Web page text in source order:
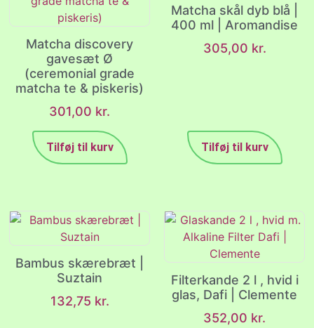
Matcha discovery
gavesæt Ø
(ceremonial grade
matcha te & piskeris)
301,00 kr.
Tilføj til kurv
Matcha skål dyb blå |
400 ml | Aromandise
305,00 kr.
Tilføj til kurv
Bambus skærebræt |
Suztain
132,75 kr.
Filterkande 2 l , hvid i
glas, Dafi | Clemente
352,00 kr.